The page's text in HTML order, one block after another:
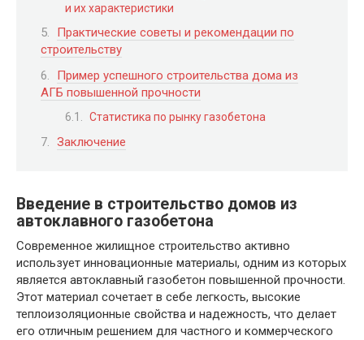
и их характеристики
Практические советы и рекомендации по
строительству
Пример успешного строительства дома из
АГБ повышенной прочности
Статистика по рынку газобетона
Заключение
Введение в строительство домов из
автоклавного газобетона
Современное жилищное строительство активно
использует инновационные материалы, одним из которых
является автоклавный газобетон повышенной прочности.
Этот материал сочетает в себе легкость, высокие
теплоизоляционные свойства и надежность, что делает
его отличным решением для частного и коммерческого